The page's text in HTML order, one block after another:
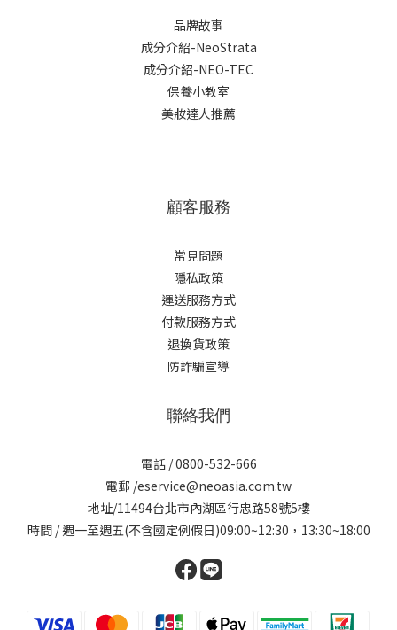
品牌故事
成分介紹-NeoStrata
成分介紹-NEO-TEC
保養小教室
美妝達人推薦
顧客服務
常見問題
隱私政策
運送服務方式
付款服務方式
退換貨政策
防詐騙宣導
聯絡我們
電話 / 0800-532-666
電郵 /eservice@neoasia.com.tw
地址/11494台北市內湖區行忠路58號5樓
時間 / 週一至週五(不含國定例假日)09:00~12:30，13:30~18:00